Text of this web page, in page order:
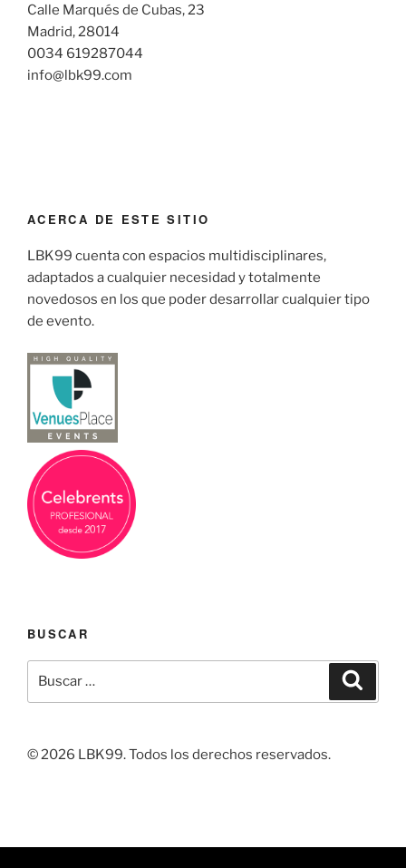
Calle Marqués de Cubas, 23
Madrid, 28014
0034 619287044
info@lbk99.com
ACERCA DE ESTE SITIO
LBK99 cuenta con espacios multidisciplinares,
adaptados a cualquier necesidad y totalmente
novedosos en los que poder desarrollar cualquier tipo
de evento.
BUSCAR
Buscar
por:
© 2026 LBK99. Todos los derechos reservados.